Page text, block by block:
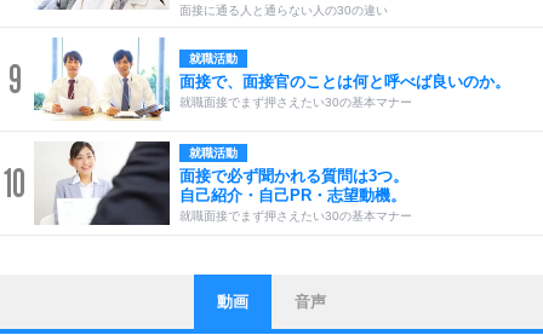
面接に通る人と通らない人の30の違い
9 就職活動
面接で、面接官のことは何と呼べば良いのか。
就職面接でまず押さえたい30の基本マナー
10
就職活動
面接で必ず聞かれる質問は3つ。
自己紹介・自己PR・志望動機。
就職面接でまず押さえたい30の基本マナー
ストレス対策
他人と比べない。
動画 音声